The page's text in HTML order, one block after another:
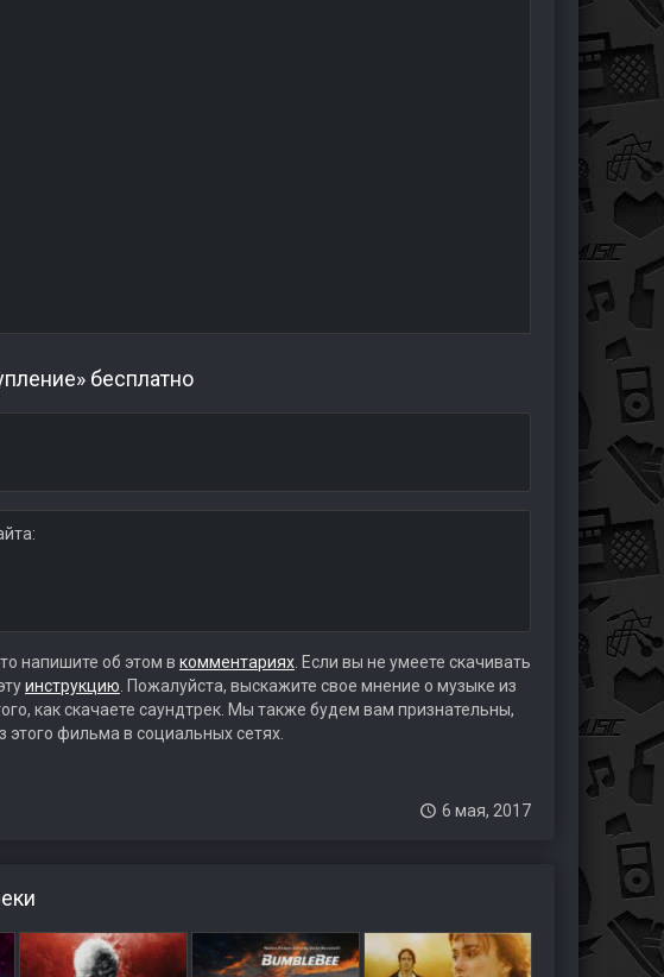
бесплатно
напишите об этом в комментариях. Если вы не умеете скачивать
инструкцию . Пожалуйста, выскажите свое мнение о музыке из
как скачаете саундтрек. Мы также будем вам признательны,
этого фильма в социальных сетях.
6 мая, 2017